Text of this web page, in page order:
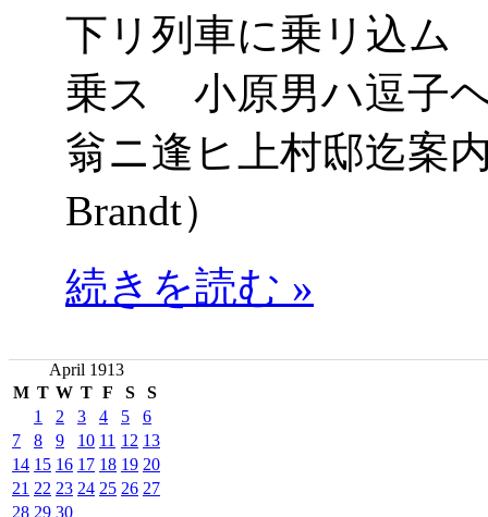
下リ列車に乗リ込ム
乗ス 小原男ハ逗子
翁ニ逢ヒ上村邸迄案
Brandt）
続きを読む »
April 1913
M T W T F S S
1 2 3 4 5
6
7
8 9 10 11 12 13
14 15 16 17 18 19 20
21 22 23 24 25 26 27
28 29 30